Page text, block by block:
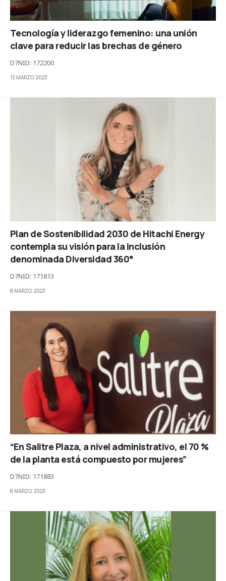
Tecnología y liderazgo femenino: una unión
clave para reducir las brechas de género
D7NID: 172200
13 MARZO, 2023
Plan de Sostenibilidad 2030 de Hitachi Energy
contempla su visión para la inclusión
denominada Diversidad 360°
D7NID: 171813
8 MARZO, 2023
“En Salitre Plaza, a nivel administrativo, el 70 %
de la planta está compuesto por mujeres”
D7NID: 171883
8 MARZO, 2023